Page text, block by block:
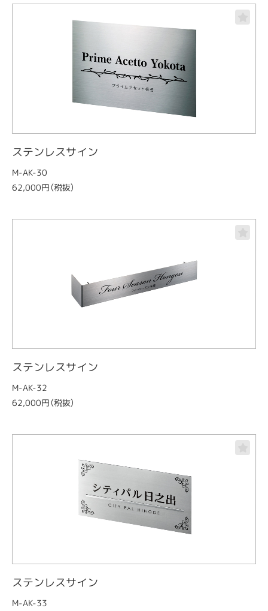
ステンレスサイン
M-AK-30
62,000円（税抜）
ステンレスサイン
M-AK-32
62,000円（税抜）
ステンレスサイン
M-AK-33